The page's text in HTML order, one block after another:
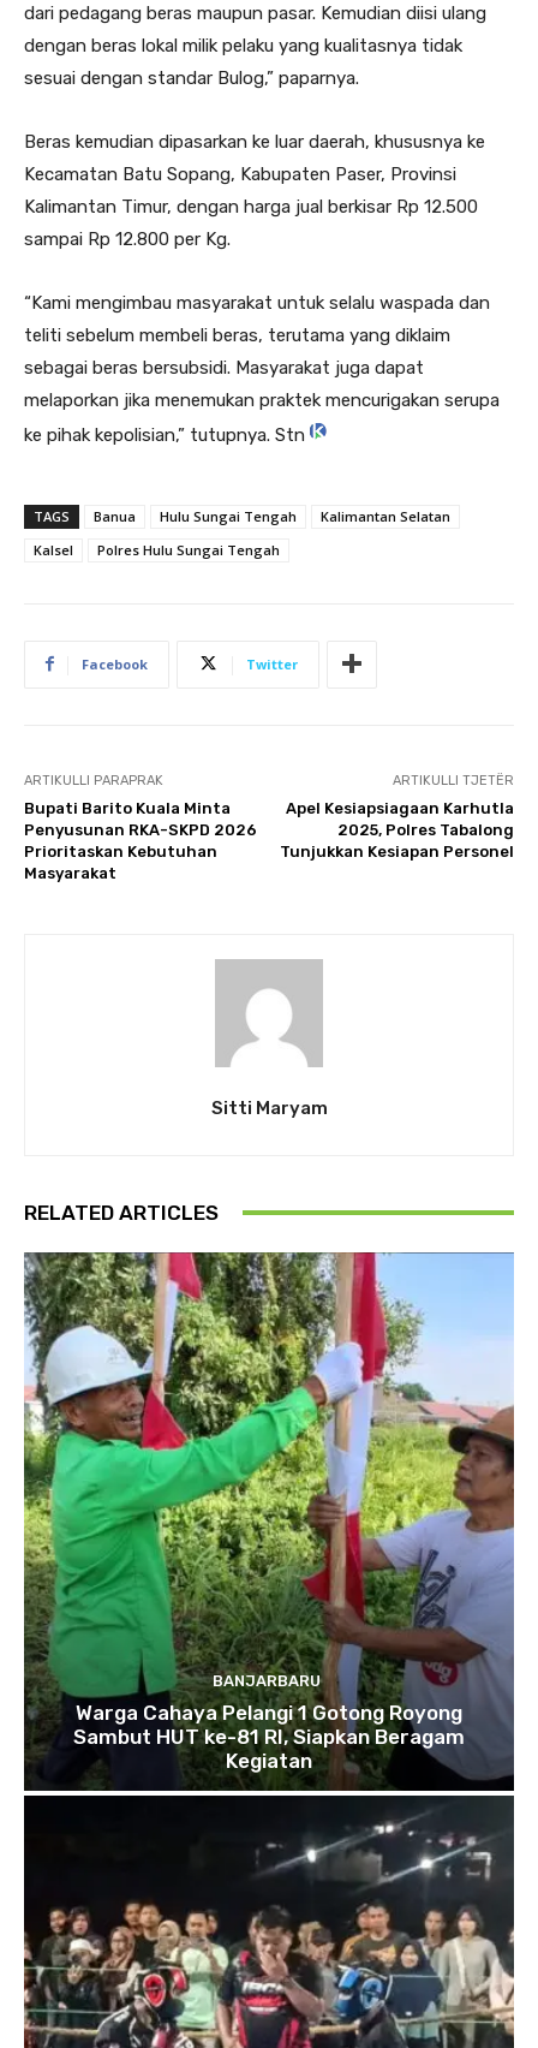
dari pedagang beras maupun pasar. Kemudian diisi ulang
dengan beras lokal milik pelaku yang kualitasnya tidak
sesuai dengan standar Bulog,” paparnya.
Beras kemudian dipasarkan ke luar daerah, khususnya ke
Kecamatan Batu Sopang, Kabupaten Paser, Provinsi
Kalimantan Timur, dengan harga jual berkisar Rp 12.500
sampai Rp 12.800 per Kg.
“Kami mengimbau masyarakat untuk selalu waspada dan
teliti sebelum membeli beras, terutama yang diklaim
sebagai beras bersubsidi. Masyarakat juga dapat
melaporkan jika menemukan praktek mencurigakan serupa
ke pihak kepolisian,” tutupnya. Stn
TAGS Banua Hulu Sungai Tengah
Kalimantan Selatan
Kalsel
Polres Hulu Sungai Tengah
Facebook Twitter
ARTIKULLI PARAPRAK
Bupati Barito Kuala Minta
Penyusunan RKA-SKPD 2026
Prioritaskan Kebutuhan
Masyarakat
ARTIKULLI TJETËR
Apel Kesiapsiagaan Karhutla
2025, Polres Tabalong
Tunjukkan Kesiapan Personel
Sitti Maryam
RELATED ARTICLES
BANJARBARU
Warga Cahaya Pelangi 1 Gotong Royong
Sambut HUT ke-81 RI, Siapkan Beragam
Kegiatan